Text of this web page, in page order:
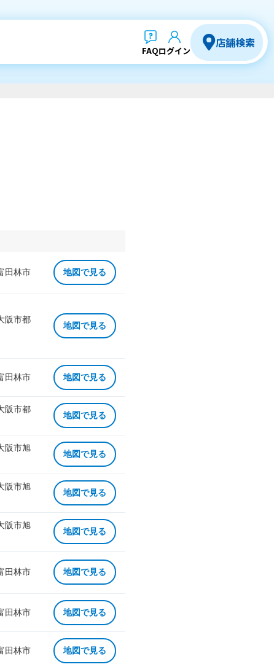
FAQログイン
店舗検索
田林市 地図で見る
阪市都
地図で見る
田林市 地図で見る
阪市都
地図で見る
阪市旭
地図で見る
阪市旭
地図で見る
阪市旭
地図で見る
田林市 地図で見る
田林市 地図で見る
田林市 地図で見る